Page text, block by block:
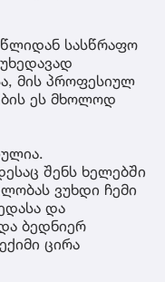
წლიდან სასწრაფო
მის პროფესიულ
ეს მხოლოდ
შენს ხელებში
ვუხდი ჩემი
და
ბედნიერ
ცირა